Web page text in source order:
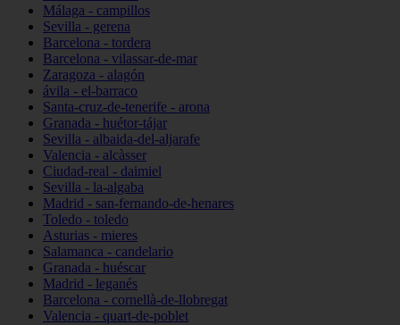
Málaga - campillos
Sevilla - gerena
Barcelona - tordera
Barcelona - vilassar-de-mar
Zaragoza - alagón
ávila - el-barraco
Santa-cruz-de-tenerife - arona
Granada - huétor-tájar
Sevilla - albaida-del-aljarafe
Valencia - alcàsser
Ciudad-real - daimiel
Sevilla - la-algaba
Madrid - san-fernando-de-henares
Toledo - toledo
Asturias - mieres
Salamanca - candelario
Granada - huéscar
Madrid - leganés
Barcelona - cornellà-de-llobregat
Valencia - quart-de-poblet